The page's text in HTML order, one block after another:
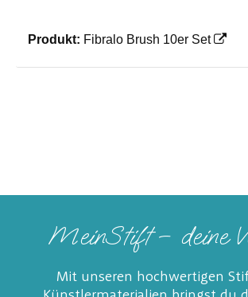
Produkt: Fibralo Brush 10er Set
MeinStift – deine
Mit unseren hochwertigen